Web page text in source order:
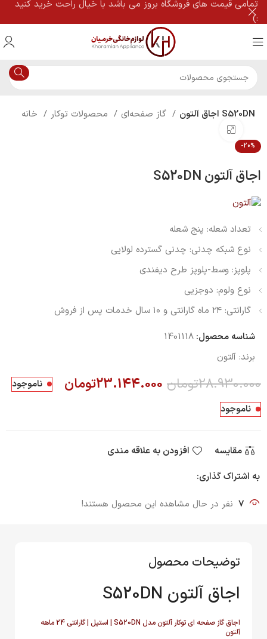
گاز صفحه‌ای اجاق آلتون S520DN
-20%
اجاق آلتون S520DN
تعداد شعله: پنج شعله
نوع شبکه چدنی: چدنی گسترده لولایی
پلوپز: وسط-پلوپز طرح دیفندی
نوع ولوم: دوجزیی
گارانتی: ۲۴ ماه گارانتی و ۱۰ سال خدمات پس از فروش
شناسه محصول:1401118
برند: آلتون
28.930.000تومان 23.144.000تومان
ناموجود
ناموجود
مقایسه
افزودن به علاقه مندی
به اشتراک گذاری:
7 نفر در حال مشاهده این محصول هستند!
توضیحات محصول
اجاق آلتون S520DN
اجاق گاز صفحه ای توکار آلتون مدل S520DN | استیل | گارانتی 24 ماهه
آلتون
تمامی قیمت های فروشگاه بروز می باشد با خیال راحت خرید کنید
:)